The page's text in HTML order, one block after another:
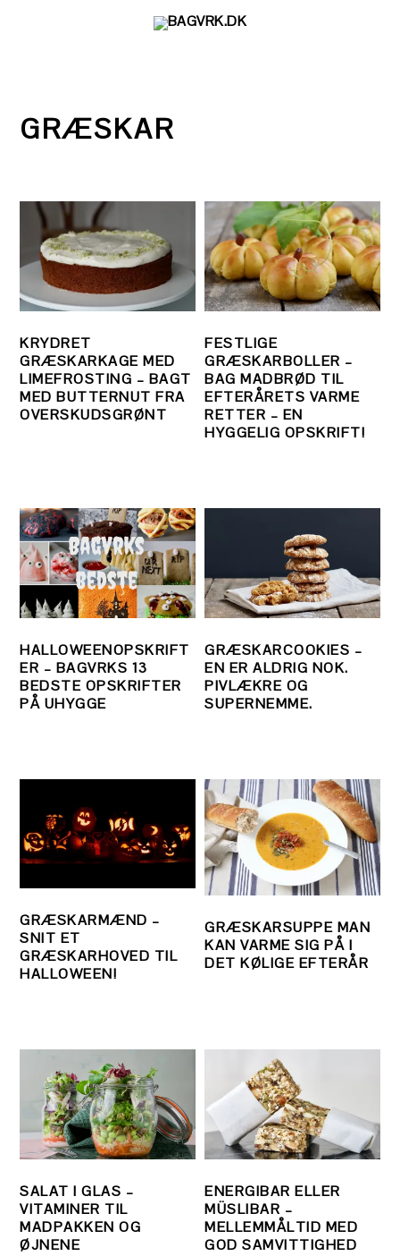
GRÆSKAR
KRYDRET
GRÆSKARKAGE MED
LIMEFROSTING – BAGT
MED BUTTERNUT FRA
OVERSKUDSGRØNT
FESTLIGE
GRÆSKARBOLLER –
BAG MADBRØD TIL
EFTERÅRETS VARME
RETTER – EN
HYGGELIG OPSKRIFT!
HALLOWEENOPSKRIFT
ER – BAGVRKS 13
BEDSTE OPSKRIFTER
PÅ UHYGGE
GRÆSKARCOOKIES –
EN ER ALDRIG NOK.
PIVLÆKRE OG
SUPERNEMME.
GRÆSKARMÆND –
SNIT ET
GRÆSKARHOVED TIL
HALLOWEEN!
GRÆSKARSUPPE MAN
KAN VARME SIG PÅ I
DET KØLIGE EFTERÅR
SALAT I GLAS –
VITAMINER TIL
MADPAKKEN OG
ØJNENE
ENERGIBAR ELLER
MÜSLIBAR –
MELLEMMÅLTID MED
GOD SAMVITTIGHED